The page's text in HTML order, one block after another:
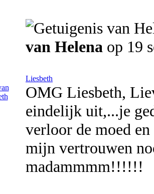
van Helena op 19
Liesbeth
OMG Liesbeth,
eindelijk uit,...je
verloor de moed
mijn vertrouwen
madammmm!!!!!!